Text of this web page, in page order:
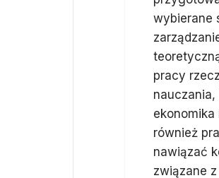
wybierane
pracy
również
nawiązać
związane